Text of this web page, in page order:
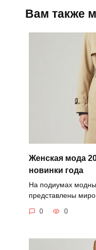
Вам также
Женская мода
новинки года
На подиумах
представлены
0 0